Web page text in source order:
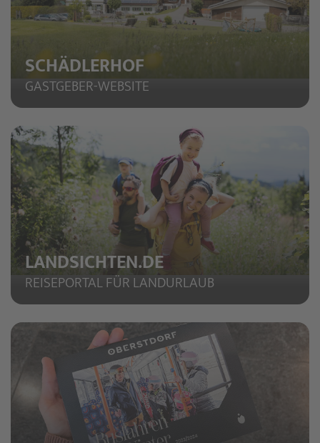
SCHÄDLERHOF
GASTGEBER-WEBSITE
LANDSICHTEN.DE
REISEPORTAL FÜR LANDURLAUB